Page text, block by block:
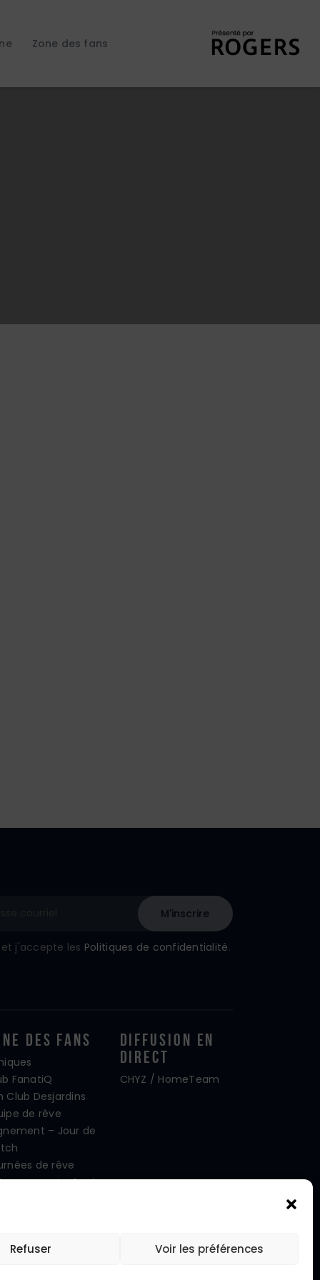
Refuser Voir les préférences
Zone des fans
j'accepte les Politiques de confidentialité.
Des Fans
FanatiQ
Club Desjardins
de rêve
– Jour de
de rêve
mascotte Capi
Diffusion En
Direct
CHYZ / HomeTeam